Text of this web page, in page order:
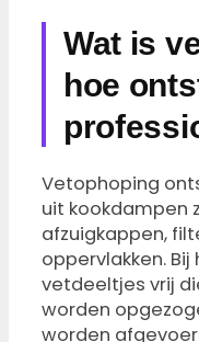
Wat is
hoe
Vetophoping
uit kookdampen
afzuigkappen,
oppervlakken.
vetdeeltjes vrij
worden
worden